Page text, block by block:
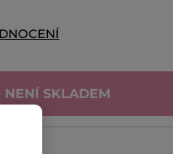
NENÍ SKLADEM